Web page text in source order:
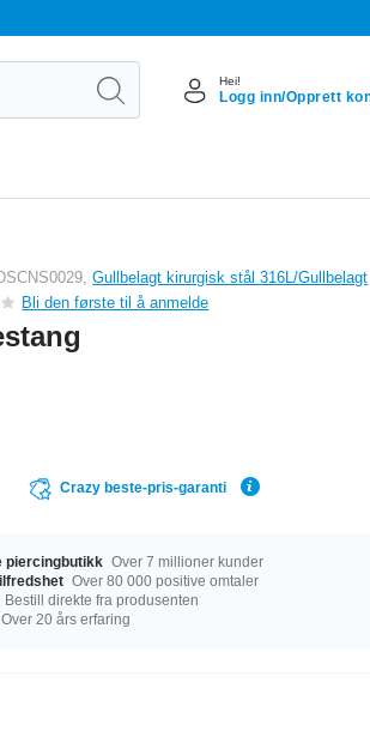
Hei!
Logg inn/Opprett
Gullbelagt kirurgisk stål 316L/Gullbelagt
Bli den første til å anmelde
Crazy beste-pris-garanti
piercingbutikk Over 7 millioner kunder
Over 80 000 positive omtaler
Bestill direkte fra produsenten
Over 20 års erfaring